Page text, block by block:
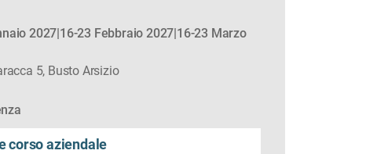
2027|16-23 Febbraio 2027|16-23 Marzo
5, Busto Arsizio
corso aziendale